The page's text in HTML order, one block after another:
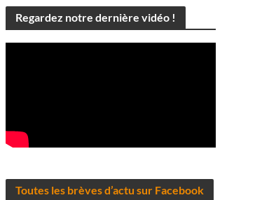
Regardez notre dernière vidéo !
Toutes les brèves d’actu sur Facebook